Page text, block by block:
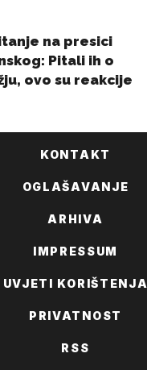
KONTAKT
OGLAŠAVANJE
ARHIVA
IMPRESSUM
UVJETI KORIŠTENJA
PRIVATNOST
RSS